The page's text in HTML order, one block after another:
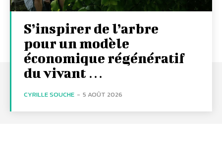
S’inspirer de l’arbre
pour un modèle
économique régénératif
du vivant …
CYRILLE SOUCHE - 5 AOÛT 2026